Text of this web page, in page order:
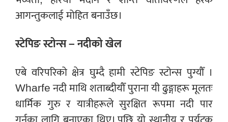
आगन्तुकलाई मोहित बनाउँछ।
स्टेपिङ स्टोन्स – नदीको खेल
एबे वरिपरिको क्षेत्र घुम्दै हामी स्टेपिङ स्टोन्स पुग्यौँ ।
Wharfe नदी माथि शताब्दीयौँ पुराना यी ढुङ्गाहरू मूलतः
धार्मिक गुरु र यात्रीहरूले सुरक्षित रूपमा नदी पार